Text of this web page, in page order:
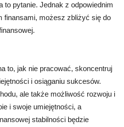
to pytanie. Jednak z odpowiednim
finansami, możesz zbliżyć się do
to, jak nie pracować, skoncentruj
i osiąganiu sukcesów.
ale także możliwość rozwoju i
i swoje umiejętności, a
stabilności będzie